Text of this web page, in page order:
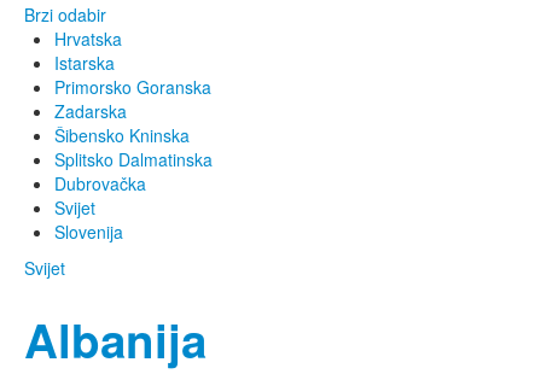
Brzi odabir
Hrvatska
Istarska
Primorsko Goranska
Zadarska
Šibensko Kninska
Splitsko Dalmatinska
Dubrovačka
Svijet
Slovenija
Svijet
Albanija